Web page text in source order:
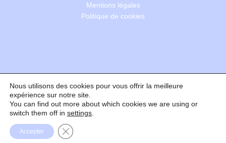
Mentions légales
Politique de cookies
Recherche
Nous utilisons des cookies pour vous offrir la meilleure
expérience sur notre site.
You can find out more about which cookies we are using or
switch them off in settings
Accepter Fermer la bannière des cookies GDPR